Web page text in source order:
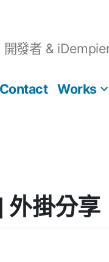
發者 &
Contact Works
掛分